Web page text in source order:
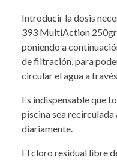
Introducir la dosis
393 MultiAction
poniendo a
de filtración, para
circular el agua a
Es indispensable que
piscina sea
diariamente.
El cloro residual libre